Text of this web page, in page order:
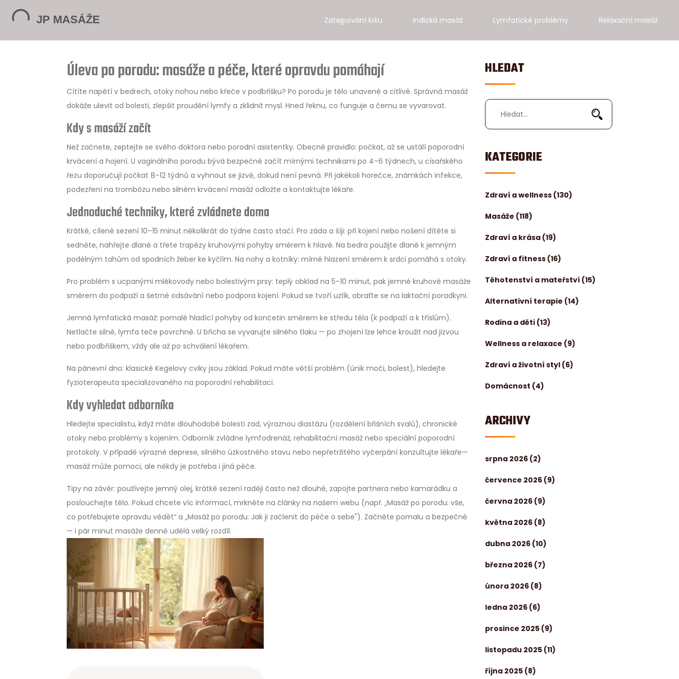
Zatejpování krku Indická masáž Lymfatické problémy Relaxační masáž
HLEDAT
KATEGORIE
Zdraví a wellness (130)
Masáže (118)
Zdraví a krása (19)
Zdraví a fitness (16)
Těhotenství a mateřství (15)
Alternativní terapie (14)
Rodina a děti (13)
Wellness a relaxace (9)
Zdraví a životní styl (6)
Domácnost (4)
ARCHIVY
srpna 2026 (2)
července 2026 (9)
června 2026 (9)
května 2026 (8)
dubna 2026 (10)
března 2026 (7)
února 2026 (8)
ledna 2026 (6)
prosince 2025 (9)
listopadu 2025 (11)
října 2025 (8)
Úleva po porodu: masáže a péče, které opravdu pomáhají
Cítíte napětí v bedrech, otoky nohou nebo křeče v podbřišku? Po porodu je tělo unavené a citlivé. Správná masáž
dokáže ulevit od bolesti, zlepšit proudění lymfy a zklidnit mysl. Hned řeknu, co funguje a čemu se vyvarovat.
Kdy s masáží začít
Než začnete, zeptejte se svého doktora nebo porodní asistentky. Obecné pravidlo: počkat, až se ustálí poporodní
krvácení a hojení. U vaginálního porodu bývá bezpečné začít mírnými technikami po 4–6 týdnech, u císařského
řezu doporučují počkat 8–12 týdnů a vyhnout se jizvě, dokud není pevná. Při jakékoli horečce, známkách infekce,
podezření na trombózu nebo silném krvácení masáž odložte a kontaktujte lékaře.
Jednoduché techniky, které zvládnete doma
Krátké, cílené sezení 10–15 minut několikrát do týdne často stačí. Pro záda a šíji: při kojení nebo nošení dítěte si
sedněte, nahřejte dlaně a třete trapézy kruhovými pohyby směrem k hlavě. Na bedra použijte dlaně k jemným
podélným tahům od spodních žeber ke kyčlím. Na nohy a kotníky: mírné hlazení směrem k srdci pomáhá s otoky.
Pro problém s ucpanými mlékovody nebo bolestivým prsy: teplý obklad na 5–10 minut, pak jemné kruhové masáže
směrem do podpaží a šetrné odsávání nebo podpora kojení. Pokud se tvoří uzlík, obraťte se na laktační poradkyni.
Jemná lymfatická masáž: pomalé hladící pohyby od končetin směrem ke středu těla (k podpaží a k tříslům).
Netlačte silně, lymfa teče povrchně. U břicha se vyvarujte silného tlaku — po zhojení lze lehce kroužit nad jizvou
nebo podbřiškem, vždy ale až po schválení lékařem.
Na pánevní dno: klasické Kegelovy cviky jsou základ. Pokud máte větší problém (únik moči, bolest), hledejte
fyzioterapeuta specializovaného na poporodní rehabilitaci.
Kdy vyhledat odborníka
Hledejte specialistu, když máte dlouhodobé bolesti zad, výraznou diastázu (rozdělení břišních svalů), chronické
otoky nebo problémy s kojením. Odborník zvládne lymfodrenáž, rehabilitační masáž nebo speciální poporodní
protokoly. V případě výrazné deprese, silného úzkostného stavu nebo nepřetržitého vyčerpání konzultujte lékaře—
masáž může pomoci, ale někdy je potřeba i jiná péče.
Tipy na závěr: používejte jemný olej, krátké sezení raději často než dlouhé, zapojte partnera nebo kamarádku a
poslouchejte tělo. Pokud chcete víc informací, mrkněte na články na našem webu (např. „Masáž po porodu: vše,
co potřebujete opravdu vědět“ a „Masáž po porodu: Jak ji začlenit do péče o sebe"). Začněte pomalu a bezpečně
— i pár minut masáže denně udělá velký rozdíl.